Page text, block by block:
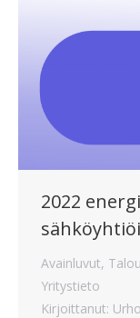
2022
Avainluvut,
Yritystieto
Kirjoittanut: